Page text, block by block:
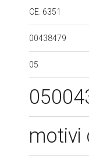
CE. 6351
00438479
05
motivi